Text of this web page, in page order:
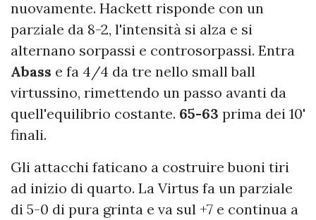
nuovamente. Hackett risponde con un
parziale da 8-2, l'intensità si alza e si
alternano sorpassi e controsorpassi. Entra
Abass e fa 4/4 da tre nello small ball
virtussino, rimettendo un passo avanti da
quell'equilibrio costante. 65-63 prima dei 10'
finali.
Gli attacchi faticano a costruire buoni tiri
ad inizio di quarto. La Virtus fa un parziale
di 5-0 di pura grinta e va sul +7 e continua a